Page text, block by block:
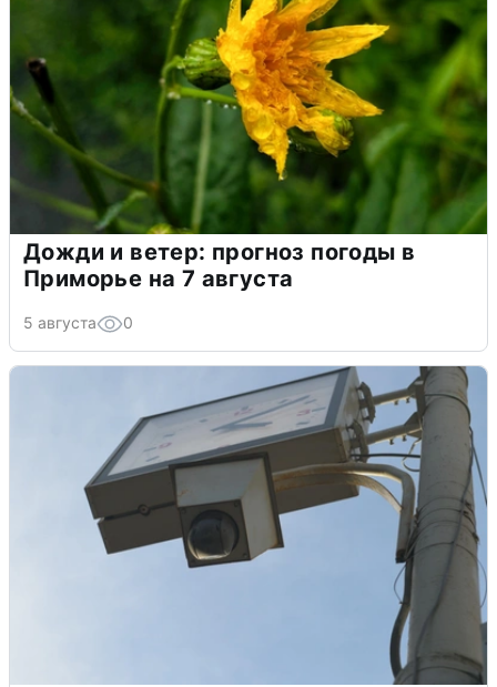
Дожди и ветер: прогноз погоды в
Приморье на 7 августа
5 августа 0